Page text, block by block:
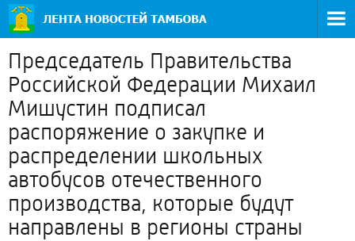
Председатель Правительства
Российской Федерации Михаил
Мишустин подписал
распоряжение о закупке и
распределении школьных
автобусов отечественного
производства, которые будут
направлены в регионы страны